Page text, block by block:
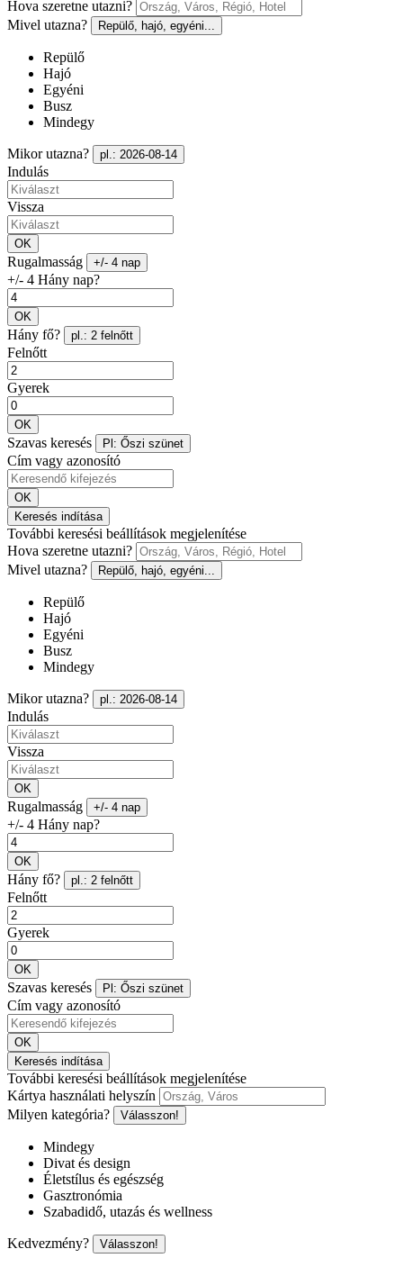
Hova szeretne utazni?
Mivel utazna?
Repülő, hajó, egyéni...
Repülő
Hajó
Egyéni
Busz
Mindegy
Mikor utazna? pl.: 2026-08-14
Indulás
Vissza
OK
Rugalmasság +/- 4 nap
+/- 4 Hány nap?
OK
Hány fő? pl.: 2 felnőtt
Felnőtt
Gyerek
OK
Szavas keresés Pl: Őszi szünet
Cím vagy azonosító
OK
Keresés indítása
További keresési beállítások megjelenítése
Hova szeretne utazni?
Mivel utazna?
Repülő, hajó, egyéni...
Repülő
Hajó
Egyéni
Busz
Mindegy
Mikor utazna? pl.: 2026-08-14
Indulás
Vissza
OK
Rugalmasság +/- 4 nap
+/- 4 Hány nap?
OK
Hány fő? pl.: 2 felnőtt
Felnőtt
Gyerek
OK
Szavas keresés Pl: Őszi szünet
Cím vagy azonosító
OK
Keresés indítása
További keresési beállítások megjelenítése
Kártya használati helyszín
Milyen kategória?
Válasszon!
Mindegy
Divat és design
Életstílus és egészség
Gasztronómia
Szabadidő, utazás és wellness
Kedvezmény? Válasszon!